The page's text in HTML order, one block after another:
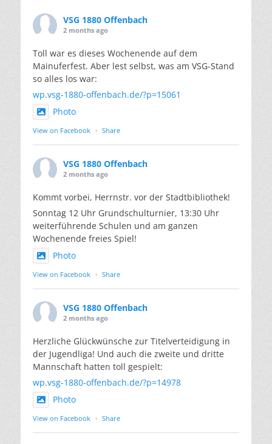
VSG 1880 Offenbach
2 months ago
Toll war es dieses Wochenende auf dem
Mainuferfest. Aber lest selbst, was am VSG-Stand
so alles los war:
wp.vsg-1880-offenbach.de/?p=15061
Photo
View on Facebook · Share
VSG 1880 Offenbach
2 months ago
Kommt vorbei, Herrnstr. vor der Stadtbibliothek!
Sonntag 12 Uhr Grundschulturnier, 13:30 Uhr
weiterführende Schulen und am ganzen
Wochenende freies Spiel!
Photo
View on Facebook · Share
VSG 1880 Offenbach
2 months ago
Herzliche Glückwünsche zur Titelverteidigung in
der Jugendliga! Und auch die zweite und dritte
Mannschaft hatten toll gespielt:
wp.vsg-1880-offenbach.de/?p=14978
Photo
View on Facebook · Share